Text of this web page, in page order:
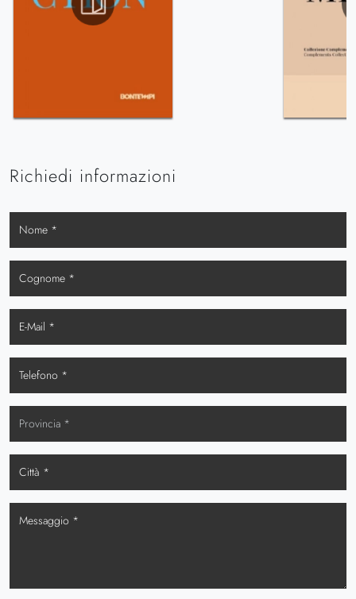
Richiedi informazioni